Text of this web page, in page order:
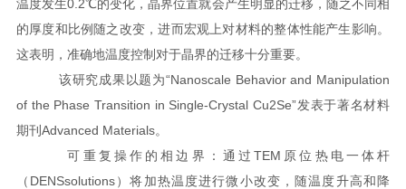
温度发生0.2℃的变化，晶界位置就会产生明显的迁移，随之不同相
的厚度和比例随之改变，进而宏观上对材料的整体性能产生影响。
这表明，准确地温度控制对于晶界的迁移十分重要。
该研究成果以题为“Nanoscale Behavior and Manipulation
of the Phase Transition in Single-Crystal Cu2Se”发表于著名材料
期刊Advanced Materials。
可重复操作的相边界：通过TEM原位热电一体杆
（DENSsolutions）将加热温度进行微小改变，随温度升高和降